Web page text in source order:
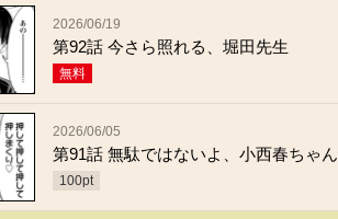
2026/06/19
第92話 今さら照れる、堀田先生
無料
2026/06/05
第91話 無駄ではないよ、小西春ちゃん
100pt